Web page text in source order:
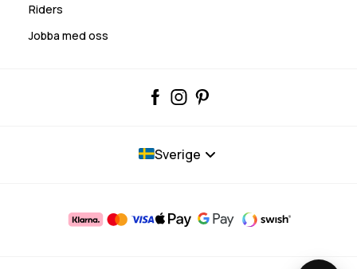
Riders
Jobba med oss
Sverige